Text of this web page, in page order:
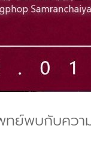
ย์พบกับคว